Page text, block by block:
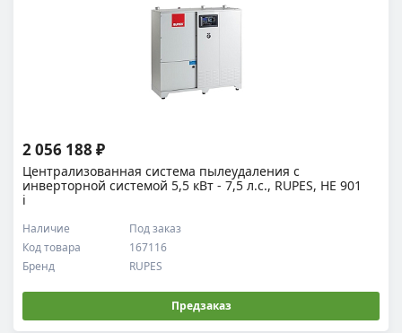
Централизованная система пылеудаления с
инверторной системой 5,5 кВт - 7,5 л.с., RUPES, HE 901
i
Код товара 167116
Наличие Под заказ
Бренд RUPES
2 056 188 ₽
Предзаказ